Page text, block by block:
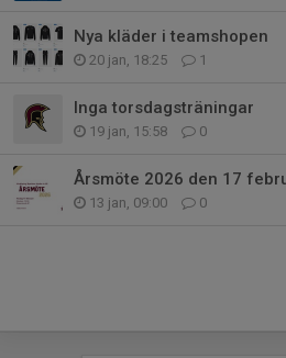
Nya kläder i teamshopen
20 jan, 18:25 1
Inga torsdagsträningar
19 jan, 15:58 0
Årsmöte 2026 den 17
13 jan, 09:00 0